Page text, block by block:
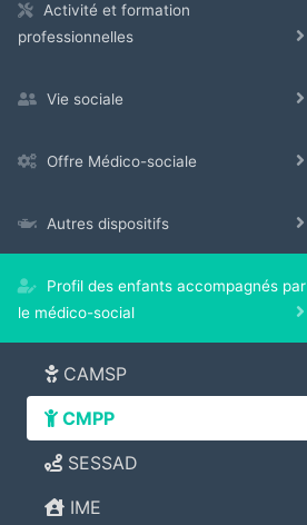
Activité et formation
professionnelles
Vie sociale
Offre Médico-sociale
Autres dispositifs
Profil des enfants accompagnés par
le médico-social
CAMSP
CMPP
SESSAD
IME